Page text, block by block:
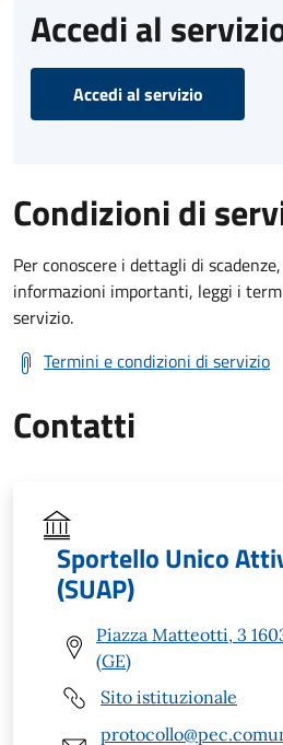
Accedi al
Accedi al servizio
Condizioni di
Per conoscere i dettagli di
informazioni importanti, leggi i
servizio.
Termini e condizioni di servizio
Contatti
Sportello Unico
(SUAP)
Piazza Matteotti, 3
(GE)
Sito istituzionale